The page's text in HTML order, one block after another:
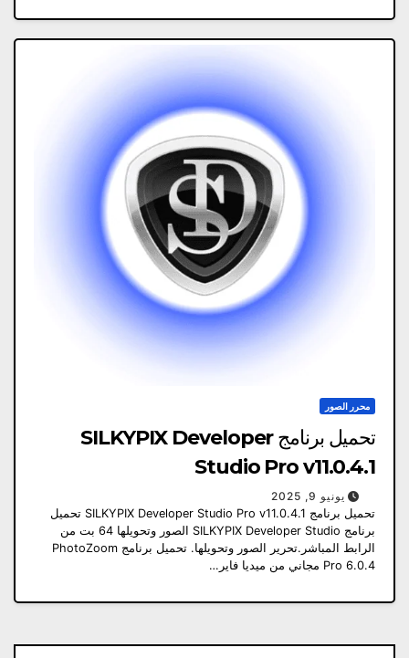
محرر الصور
تحميل برنامج SILKYPIX Developer
Studio Pro v11.0.4.1
يونيو 9, 2025
تحميل برنامج SILKYPIX Developer Studio Pro v11.0.4.1 تحميل
برنامج SILKYPIX Developer Studio الصور وتحويلها 64 بت من
الرابط المباشر.تحرير الصور وتحويلها. تحميل برنامج PhotoZoom
Pro 6.0.4 مجاني من ميديا ​​فاير…